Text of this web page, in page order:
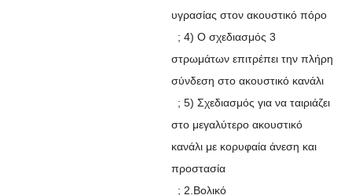
υγρασίας στον ακουστικό πόρο
; 4) Ο σχεδιασμός 3
στρωμάτων επιτρέπει την πλήρη
σύνδεση στο ακουστικό κανάλι
; 5) Σχεδιασμός για να ταιριάζει
στο μεγαλύτερο ακουστικό
κανάλι με κορυφαία άνεση και
προστασία
; 2.Βολικό